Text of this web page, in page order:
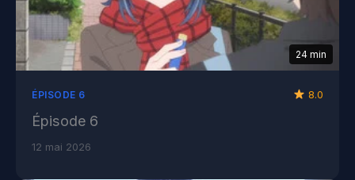
24 min
ÉPISODE 6 8.0
Épisode 6
12 mai 2026